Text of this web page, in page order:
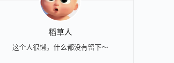
稻草人
这个人很懒，什么都没有留下～